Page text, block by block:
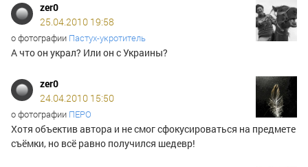
zer0
25.04.2010 19:58
о фотографии Пастух-укротитель
А что он украл? Или он с Украины?
zer0
24.04.2010 15:50
о фотографии ПЕРО
Хотя объектив автора и не смог сфокусироваться на предмете
съёмки, но всё равно получился шедевр!